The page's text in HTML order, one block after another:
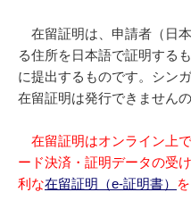
在留証明は、申請者（日
る住所を日本語で証明する
に提出するものです。シン
在留証明は発行できません
在留証明はオンライン上
ード決済・証明データの受
利な在留証明（e-証明書）